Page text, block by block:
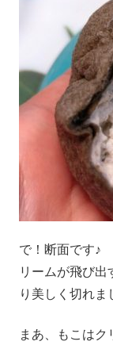
で！断面です♪
リームが飛び
り美しく切れ
まあ、もこは